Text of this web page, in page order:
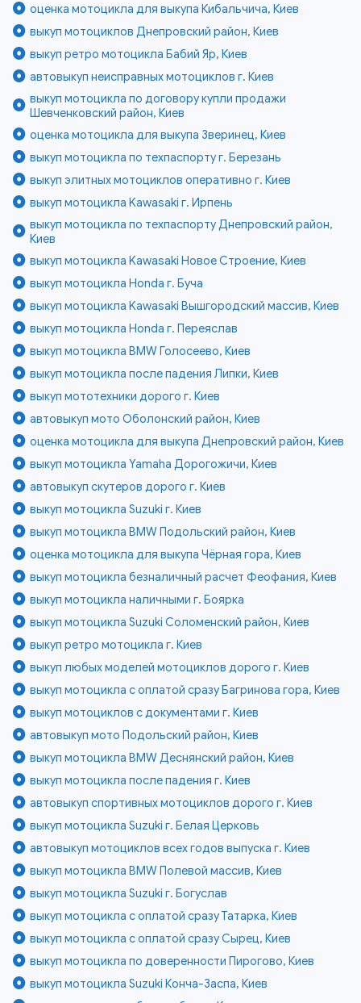
оценка мотоцикла для выкупа Кибальчича, Киев
выкуп мотоциклов Днепровский район, Киев
выкуп ретро мотоцикла Бабий Яр, Киев
автовыкуп неисправных мотоциклов г. Киев
выкуп мотоцикла по договору купли продажи
Шевченковский район, Киев
оценка мотоцикла для выкупа Зверинец, Киев
выкуп мотоцикла по техпаспорту г. Березань
выкуп элитных мотоциклов оперативно г. Киев
выкуп мотоцикла Kawasaki г. Ирпень
выкуп мотоцикла по техпаспорту Днепровский район,
Киев
выкуп мотоцикла Kawasaki Новое Строение, Киев
выкуп мотоцикла Honda г. Буча
выкуп мотоцикла Kawasaki Вышгородский массив, Киев
выкуп мотоцикла Honda г. Переяслав
выкуп мотоцикла BMW Голосеево, Киев
выкуп мотоцикла после падения Липки, Киев
выкуп мототехники дорого г. Киев
автовыкуп мото Оболонский район, Киев
оценка мотоцикла для выкупа Днепровский район, Киев
выкуп мотоцикла Yamaha Дорогожичи, Киев
автовыкуп скутеров дорого г. Киев
выкуп мотоцикла Suzuki г. Киев
выкуп мотоцикла BMW Подольский район, Киев
оценка мотоцикла для выкупа Чёрная гора, Киев
выкуп мотоцикла безналичный расчет Феофания, Киев
выкуп мотоцикла наличными г. Боярка
выкуп мотоцикла Suzuki Соломенский район, Киев
выкуп ретро мотоцикла г. Киев
выкуп любых моделей мотоциклов дорого г. Киев
выкуп мотоцикла с оплатой сразу Багринова гора, Киев
выкуп мотоциклов с документами г. Киев
автовыкуп мото Подольский район, Киев
выкуп мотоцикла BMW Деснянский район, Киев
выкуп мотоцикла после падения г. Киев
автовыкуп спортивных мотоциклов дорого г. Киев
выкуп мотоцикла Suzuki г. Белая Церковь
автовыкуп мотоциклов всех годов выпуска г. Киев
выкуп мотоцикла BMW Полевой массив, Киев
выкуп мотоцикла Suzuki г. Богуслав
выкуп мотоцикла с оплатой сразу Татарка, Киев
выкуп мотоцикла с оплатой сразу Сырец, Киев
выкуп мотоцикла по доверенности Пирогово, Киев
выкуп мотоцикла Suzuki Конча-Заспа, Киев